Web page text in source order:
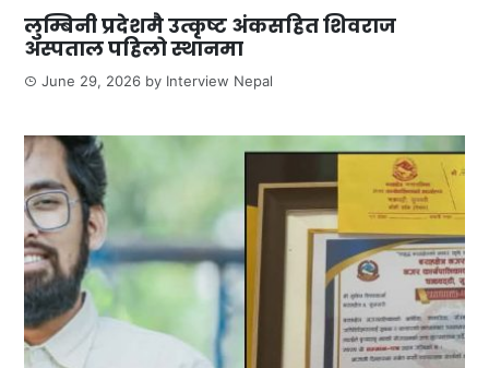
लुम्बिनी प्रदेशमै उत्कृष्ट अंकसहित शिवराज
अस्पताल पहिलो स्थानमा
June 29, 2026 by Interview Nepal